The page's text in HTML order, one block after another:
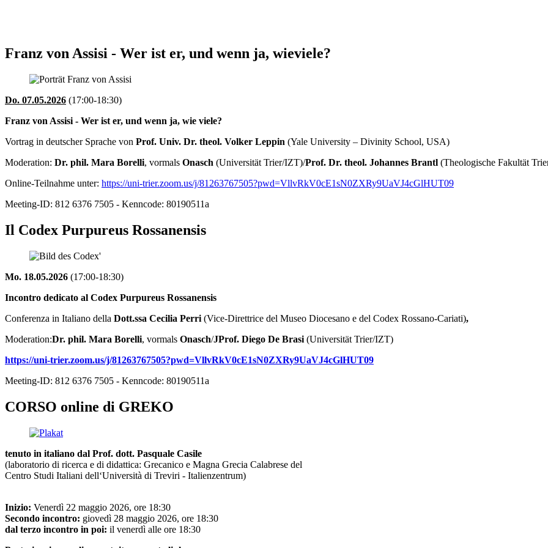
Franz von Assisi - Wer ist er, und wenn ja, wieviele?
Do. 07.05.2026 (17:00-18:30)
Franz von Assisi - Wer ist er, und wenn ja, wie viele?
Vortrag in deutscher Sprache von Prof. Univ. Dr. theol. Volker Leppin (Yale University – Divinity School, USA)
Moderation: Dr. phil. Mara Borelli, vormals Onasch (Universität Trier/IZT)/Prof. Dr. theol. Johannes Brantl (Theologische Fakultät
Online-Teilnahme unter: https://uni-trier.zoom.us/j/81263767505?pwd=VllvRkV0cE1sN0ZXRy9UaVJ4cGlHUT09
Meeting-ID: 812 6376 7505 - Kenncode: 80190511a
Il Codex Purpureus Rossanensis
Mo. 18.05.2026 (17:00-18:30)
Incontro dedicato al Codex Purpureus Rossanensis
Conferenza in Italiano della Dott.ssa Cecilia Perri (Vice-Direttrice del Museo Diocesano e del Codex Rossano-Cariati),
Moderation:Dr. phil. Mara Borelli, vormals Onasch/JProf. Diego De Brasi (Universität Trier/IZT)
https://uni-trier.zoom.us/j/81263767505?pwd=VllvRkV0cE1sN0ZXRy9UaVJ4cGlHUT09
Meeting-ID: 812 6376 7505 - Kenncode: 80190511a
CORSO online di GREKO
tenuto in italiano dal Prof. dott. Pasquale Casile
(laboratorio di ricerca e di didattica: Grecanico e Magna Grecia Calabrese del
Centro Studi Italiani dell‘Università di Treviri - Italienzentrum)
Inizio: Venerdì 22 maggio 2026, ore 18:30
Secondo incontro: giovedì 28 maggio 2026, ore 18:30
dal terzo incontro in poi: il venerdì alle ore 18:30